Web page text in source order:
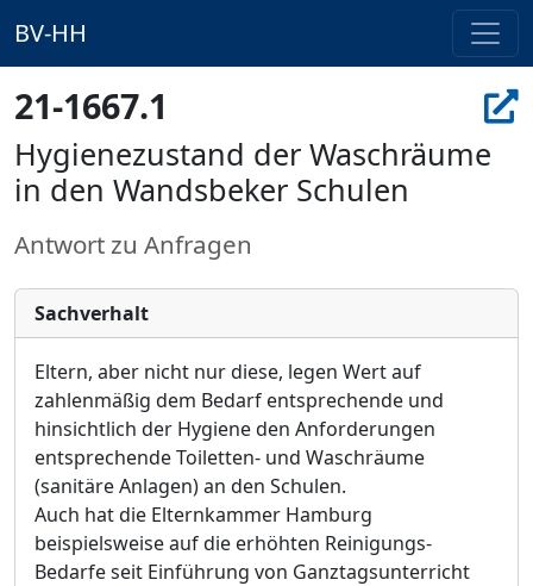
BV-HH
21-1667.1
Hygienezustand der Waschräume
in den Wandsbeker Schulen
Antwort zu Anfragen
Sachverhalt
Eltern, aber nicht nur diese, legen Wert auf
zahlenmäßig dem Bedarf entsprechende und
hinsichtlich der Hygiene den Anforderungen
entsprechende Toiletten- und Waschräume
(sanitäre Anlagen) an den Schulen.
Auch hat die Elternkammer Hamburg
beispielsweise auf die erhöhten Reinigungs-
Bedarfe seit Einführung von Ganztagsunterricht